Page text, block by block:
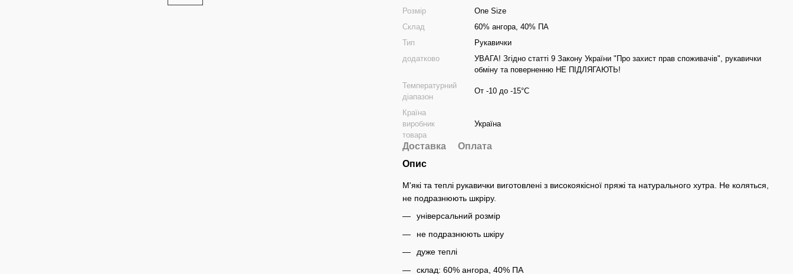
Розмір
One Size
Склад
60% ангора, 40% ПА
Тип
Рукавички
додатково
УВАГА! Згідно статті 9 Закону України "Про захист прав споживачів", рукавички
обміну та поверненню НЕ ПІДЛЯГАЮТЬ!
Температурний
діапазон
От -10 до -15°C
Країна
виробник
товара
Україна
Доставка
Оплата
Опис
М'які та теплі рукавички виготовлені з високоякісної пряжі та натурального хутра. Не коляться,
не подразнюють шкріру.
універсальний розмір
не подразнюють шкіру
дуже теплі
склад: 60% ангора, 40% ПА